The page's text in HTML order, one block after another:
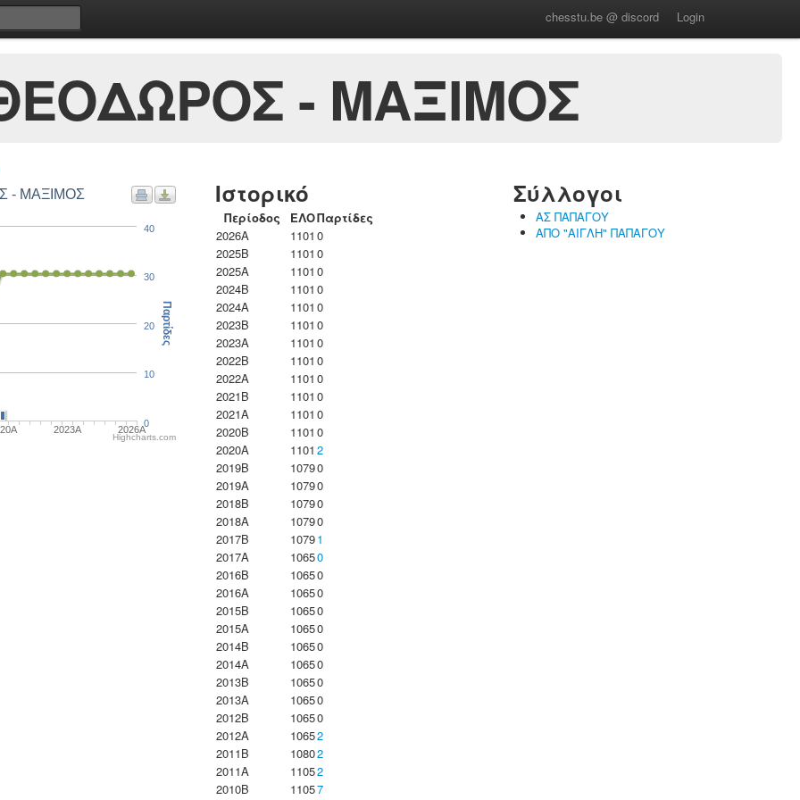
chesstu.be @ discord Login
- ΜΑΞΙΜΟΣ
- ΜΑΞΙΜΟΣ
2023Α 2026A
0
10
20
30
40
Παρτίδες
Highcharts.com
Ιστορικό
Περίοδος ΕΛΟΠαρτίδες
2026A
1101 0
2025B
1101 0
2025A
1101 0
2024B
1101 0
2024A
1101 0
2023B
1101 0
2023Α
1101 0
2022B
1101 0
2022A
1101 0
2021B
1101 0
2021A
1101 0
2020B
1101 0
2020A
1101 2
2019B
10790
2019A
10790
2018B
10790
2018A
10790
2017B
10791
2017A
10650
2016B
10650
2016A
10650
2015B
10650
2015A
10650
2014B
10650
2014A
10650
2013B
10650
2013A
10650
2012B
10650
2012A
10652
2011B
10802
2011A
11052
2010B
11057
Σύλλογοι
ΑΣ ΠΑΠΑΓΟΥ
ΑΠΟ "ΑΙΓΛΗ" ΠΑΠΑΓΟΥ